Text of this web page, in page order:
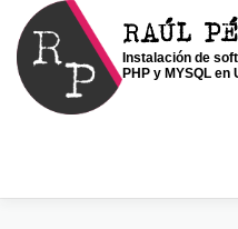
Saltar
contenido
RAÚL
Instalación de
PHP y MYSQL en